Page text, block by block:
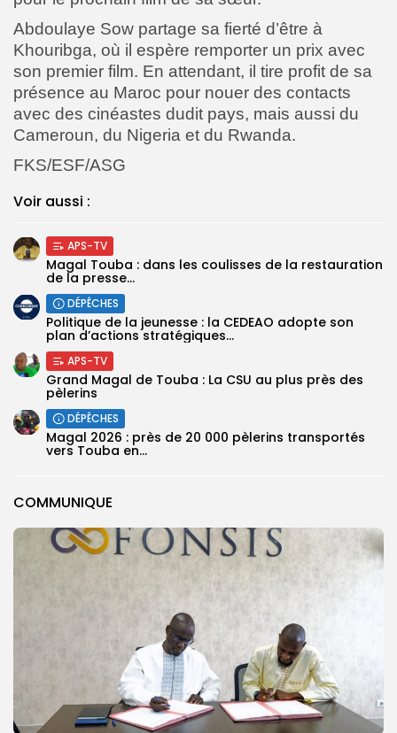
COMMUNIQUE
Abdoulaye Sow partage sa fierté d’être à
Khouribga, où il espère remporter un prix avec
son premier film. En attendant, il tire profit de sa
présence au Maroc pour nouer des contacts
avec des cinéastes dudit pays, mais aussi du
Cameroun, du Nigeria et du Rwanda.
FKS/ESF/ASG
Voir aussi :
APS-TV
Magal Touba : dans les coulisses de la restauration
de la presse...
DÉPÊCHES
Politique de la jeunesse : la CEDEAO adopte son
plan d’actions stratégiques...
APS-TV
Grand Magal de Touba : La CSU au plus près des
pèlerins
DÉPÊCHES
Magal 2026 : près de 20 000 pèlerins transportés
vers Touba en...